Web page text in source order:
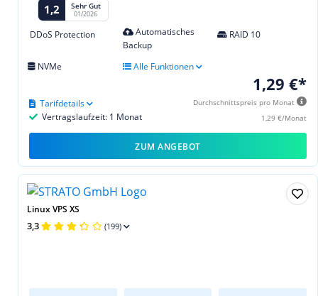
1,2 Sehr Gut
01/2026
DDoS Protection
Automatisches
Backup
RAID 10
NVMe Alle Funktionen
1,29 €*
Durchschnittspreis pro Monat
1,29 €/Monat
Vertragslaufzeit: 1 Monat
Tarifdetails
ZUM ANGEBOT
Linux VPS XS
3,3 (199)